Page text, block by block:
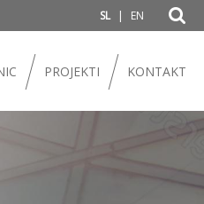
SL | EN
PROJEKTI KONTAKT